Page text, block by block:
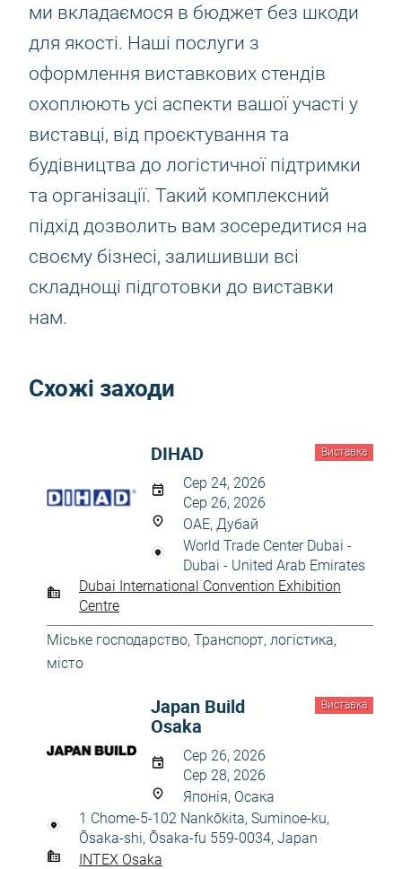
ми вкладаємося в бюджет без шкоди
для якості. Наші послуги з
оформлення виставкових стендів
охоплюють усі аспекти вашої участі у
виставці, від проєктування та
будівництва до логістичної підтримки
та організації. Такий комплексний
підхід дозволить вам зосередитися на
своєму бізнесі, залишивши всі
складнощі підготовки до виставки
нам.
Схожі заходи
Виставка
DIHAD
Сер 24, 2026
Сер 26, 2026
ОАЕ, Дубай
World Trade Center Dubai -
Dubai - United Arab Emirates
Dubai International Convention Exhibition
Centre
Міське господарство, Транспорт, логістика,
місто
Виставка
Japan Build
Osaka
Сер 26, 2026
Сер 28, 2026
Японія, Осака
1 Chome-5-102 Nankōkita, Suminoe-ku,
Ōsaka-shi, Ōsaka-fu 559-0034, Japan
INTEX Osaka